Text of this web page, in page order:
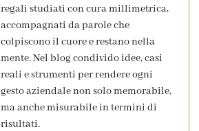
regali studiati con cura millimetrica,
accompagnati da parole che
colpiscono il cuore e restano nella
mente. Nel blog condivido idee, casi
reali e strumenti per rendere ogni
gesto aziendale non solo memorabile,
ma anche misurabile in termini di
risultati.